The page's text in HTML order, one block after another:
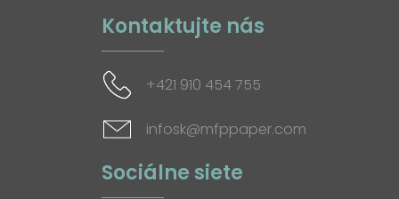
Kontaktujte nás
+421 910 454 755
infosk@mfppaper.com
Sociálne siete